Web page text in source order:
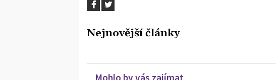
Nejnovější články
Mohlo by vás zajímat